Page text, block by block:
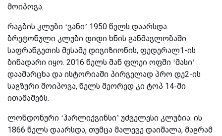
მოიპოვა.
რაგბის კლუბი ‘ვანი’ 1950 წელს დაარსდა.
ბრეტონული კლუბი დიდი ხნის განმავლობაში
საფრანგეთის მესამე დივიზიონის, ფედერალ1-ის
ბინადარი იყო. 2016 წელს მან ფლეი ოფში ‘მასი’
დაამარცხა და ისტორიაში პირველად პრო დე2-ის
საგზური მოიპოვა, წელს მეორედ კი ტოპ 14-ში
ითამაშებს.
ლონდონური ‘ჰარლიქვინსი’ უძველესი კლუბია. ის
1866 წელს დაარსდა, თუმცა მალევე დაიშალა, მაგრამ